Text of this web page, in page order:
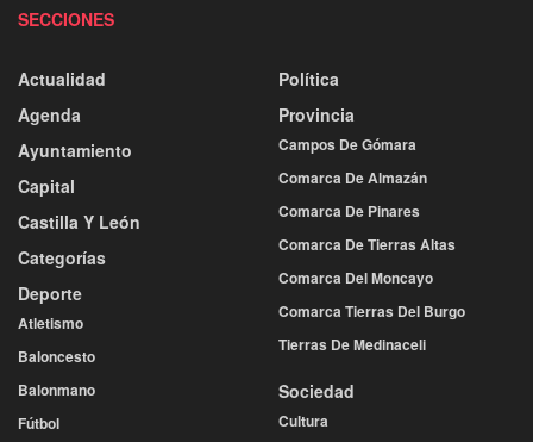
SECCIONES
Actualidad
Agenda
Ayuntamiento
Capital
Castilla Y León
Categorías
Deporte
Atletismo
Baloncesto
Balonmano
Fútbol
Política
Provincia
Campos De Gómara
Comarca De Almazán
Comarca De Pinares
Comarca De Tierras Altas
Comarca Del Moncayo
Comarca Tierras Del Burgo
Tierras De Medinaceli
Sociedad
Cultura